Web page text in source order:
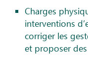
Charges
interventions
corriger les
et proposer